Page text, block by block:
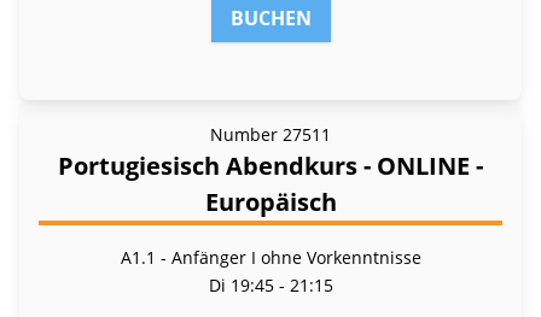
BUCHEN
Number 27511
Portugiesisch Abendkurs - ONLINE -
Europäisch
A1.1 - Anfänger I ohne Vorkenntnisse
Di 19:45 - 21:15